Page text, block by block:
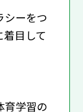
ーをつ
目して
育学習の